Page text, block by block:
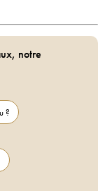
notre
?